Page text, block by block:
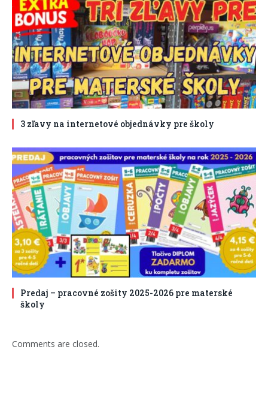
3 zľavy na internetové objednávky pre školy
Predaj – pracovné zošity 2025-2026 pre materské
školy
Comments are closed.